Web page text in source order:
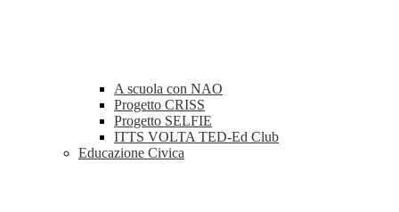
A scuola con NAO
Progetto CRISS
Progetto SELFIE
ITTS VOLTA TED-Ed Club
Educazione Civica